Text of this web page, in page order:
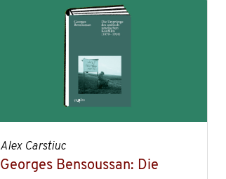
Alex Carstiuc
Georges Bensoussan: Die